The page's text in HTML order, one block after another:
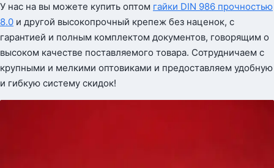
У нас на вы можете купить оптом гайки DIN 986 прочностью
8.0 и другой высокопрочный крепеж без наценок, с
гарантией и полным комплектом документов, говорящим о
высоком качестве поставляемого товара. Сотрудничаем с
крупными и мелкими оптовиками и предоставляем удобную
и гибкую систему скидок!